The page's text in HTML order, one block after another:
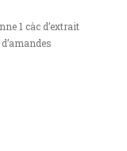
1 càc d’extrait